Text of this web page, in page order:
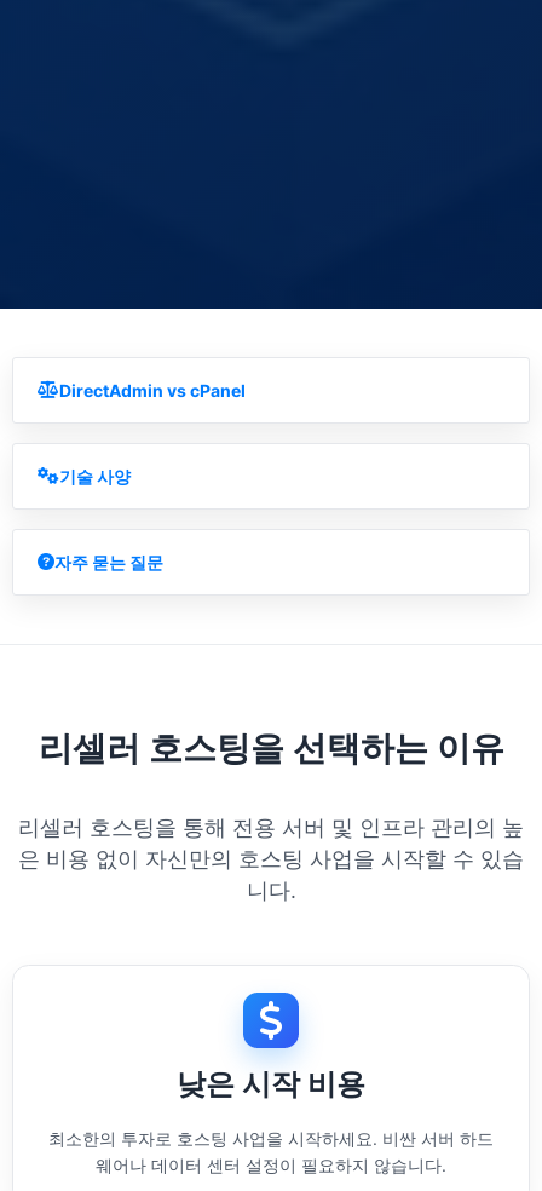
DirectAdmin vs cPanel
기술 사양
자주 묻는 질문
리셀러 호스팅을 선택하는 이유
리셀러 호스팅을 통해 전용 서버 및 인프라 관리의 높
은 비용 없이 자신만의 호스팅 사업을 시작할 수 있습
니다.
낮은 시작 비용
최소한의 투자로 호스팅 사업을 시작하세요. 비싼 서버 하드
웨어나 데이터 센터 설정이 필요하지 않습니다.